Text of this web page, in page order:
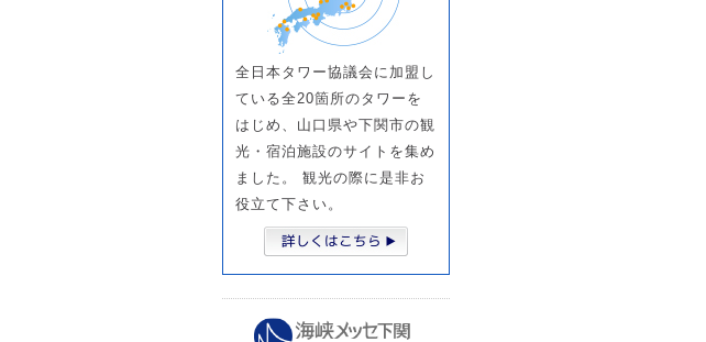
全日本タワー協議会に加盟し
ている全20箇所のタワーを
はじめ、山口県や下関市の観
光・宿泊施設のサイトを集め
ました。 観光の際に是非お
役立て下さい。